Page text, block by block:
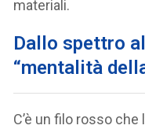
materiali.
Dallo spettro
“mentalità
C’è un filo rosso